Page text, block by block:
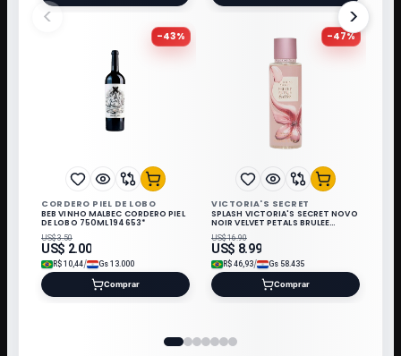
<
-43%
CORDERO PIEL DE LOBO
BEB VINHO MALBEC CORDERO PIEL
DE LOBO 750ML 194653*
US$3.50
US$ 2.00
R$ 10,44/ Gs 13.000
Comprar
-47%
VICTORIA'S SECRET
SPLASH VICTORIA'S SECRET NOVO
NOIR VELVET PETALS BRULEE
250ML 684169
US$16.90
US$ 8.99
R$ 46,93/ Gs 58.435
Comprar
>